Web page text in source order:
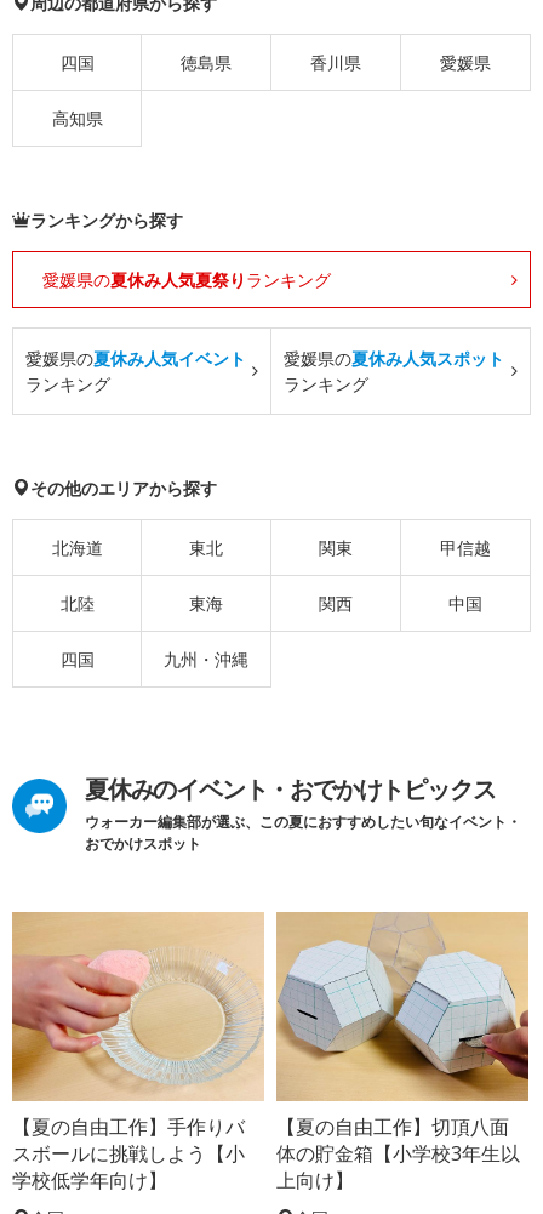
四国 徳島県 香川県 愛媛県
高知県
ランキングから探す
愛媛県の夏休み人気夏祭り ランキング
愛媛県の夏休み人気イベント
ランキング
愛媛県の夏休み人気スポット
ランキング
その他のエリアから探す
北海道 東北 関東 甲信越
北陸 東海 関西 中国
四国 九州・沖縄
夏休みのイベント・おでかけトピックス
ウォーカー編集部が選ぶ、この夏におすすめしたい旬なイベント・
おでかけスポット
【夏の自由工作】手作りバ
スボールに挑戦しよう【小
学校低学年向け】
【夏の自由工作】切頂八面
体の貯金箱【小学校3年生以
上向け】